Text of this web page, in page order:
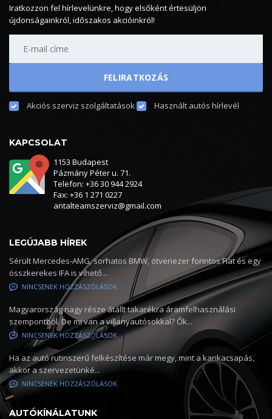
Iratkozzon fel hírlevelünkre, hogy elsőként értesüljön
újdonságainkról, időszakos akcióinkról!
Akciós szerviz szolgáltatások Használt autós hírlevél
KAPCSOLAT
1153 Budapest
Pázmány Péter u. 71.
Telefon: +36 30 944 2924
Fax: +36 1 271 0227
antalteamszerviz@gmail.com
LEGÚJABB HÍREK
Sérült Mercedes-AMG, sorhatos BMW, ötvenezer forintos Fiat és egy
összkerekes IFA is vihető...
NINCSENEK HOZZÁSZÓLÁSOK
Magyarország nagy része átállt takarékra áramfelhasználási
szempontból. De mi van a villanyautósokkal? Ők...
NINCSENEK HOZZÁSZÓLÁSOK
Ha az autó rutinszerű felkészítése már megy, mint a karikacsapás,
akkor a szervezetünké...
NINCSENEK HOZZÁSZÓLÁSOK
AUTÓKÍNÁLATUNK